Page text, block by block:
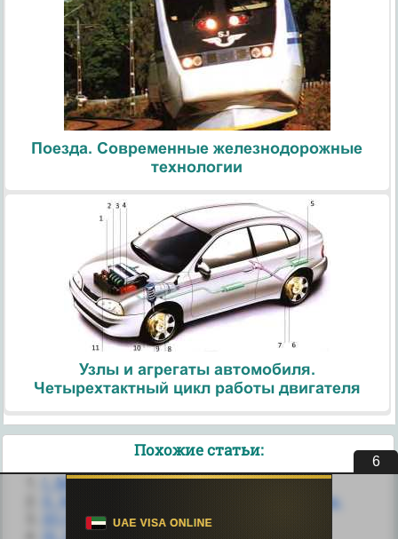
Поезда. Современные железнодорожные
технологии
Узлы и агрегаты автомобиля.
Четырехтактный цикл работы двигателя
Похожие статьи:
I. Методы перехвата.
II. Методы несанкционированного доступа.
III) Методы управления
6